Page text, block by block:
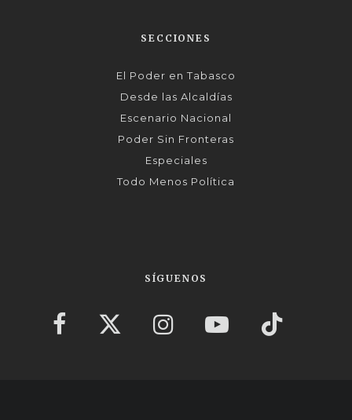
SECCIONES
El Poder en Tabasco
Desde las Alcaldías
Escenario Nacional
Poder Sin Fronteras
Especiales
Todo Menos Política
SÍGUENOS